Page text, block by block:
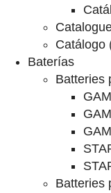
Catálogo
Baterías
Batteries
Batteries